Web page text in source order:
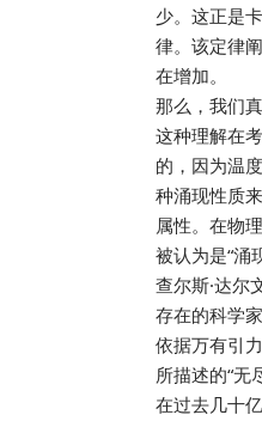
少。这正是
律。该定律
在增加。
那么，我们
这种理解在
的，因为温
种涌现性质
属性。在物
被认为是“涌
查尔斯·达尔
存在的科学
依据万有引
所描述的“无
在过去几十